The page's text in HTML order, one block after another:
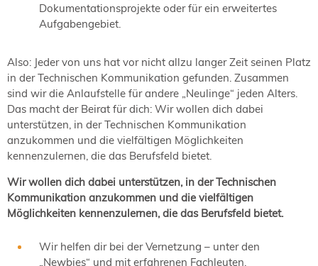
Dokumentationsprojekte oder für ein erweitertes
Aufgabengebiet.
Also: Jeder von uns hat vor nicht allzu langer Zeit seinen Platz
in der Technischen Kommunikation gefunden. Zusammen
sind wir die Anlaufstelle für andere „Neulinge“ jeden Alters.
Das macht der Beirat für dich: Wir wollen dich dabei
unterstützen, in der Technischen Kommunikation
anzukommen und die vielfältigen Möglichkeiten
kennenzulernen, die das Berufsfeld bietet.
Wir wollen dich dabei unterstützen, in der Technischen
Kommunikation anzukommen und die vielfältigen
Möglichkeiten kennenzulernen, die das Berufsfeld bietet.
Wir helfen dir bei der Vernetzung – unter den
„Newbies“ und mit erfahrenen Fachleuten.